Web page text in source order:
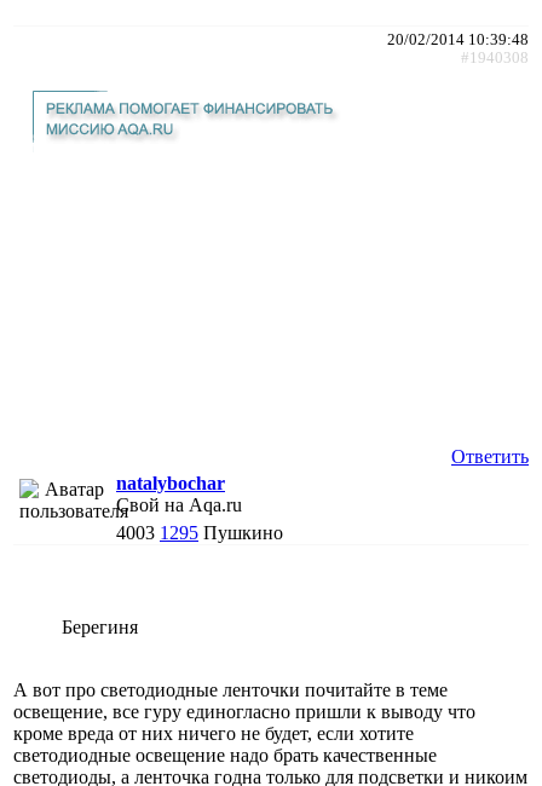
20/02/2014 10:39:48
#1940308
Ответить
natalybochar
Свой на Aqa.ru
4003 1295 Пушкино
Берегиня
А вот про светодиодные ленточки почитайте в теме
освещение, все гуру единогласно пришли к выводу что
кроме вреда от них ничего не будет, если хотите
светодиодные освещение надо брать качественные
светодиоды, а ленточка годна только для подсветки и никоим